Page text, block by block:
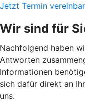
Jetzt Termin
Wir sind für
Nachfolgend haben
Antworten
Informationen
sich dafür direkt an
uns.